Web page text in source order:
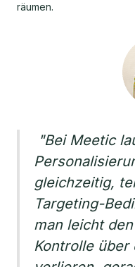
räumen.
"Bei Meetic
gleichzeitig,
Targeting-
man leicht
Kontrolle über